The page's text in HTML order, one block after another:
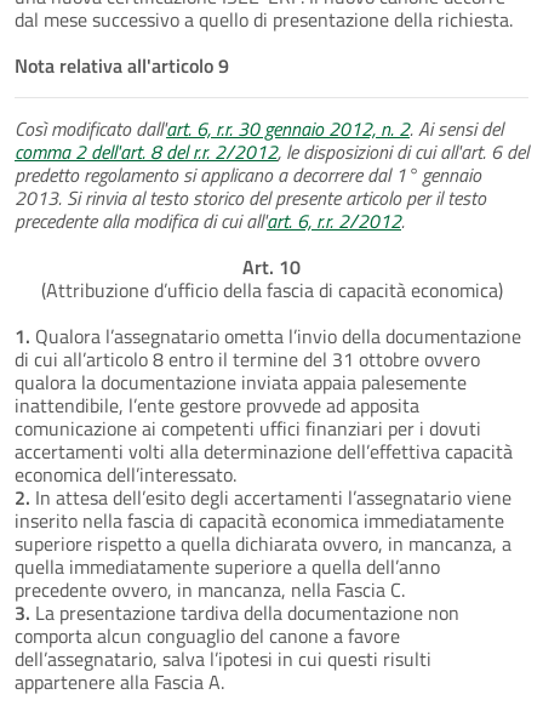
dal mese successivo a quello di presentazione della richiesta.
Nota relativa all'articolo 9
Così modificato dall'art. 6, r.r. 30 gennaio 2012, n. 2. Ai sensi del
comma 2 dell'art. 8 del r.r. 2/2012, le disposizioni di cui all'art. 6 del
predetto regolamento si applicano a decorrere dal 1° gennaio
2013. Si rinvia al testo storico del presente articolo per il testo
precedente alla modifica di cui all'art. 6, r.r. 2/2012.
Art. 10
(Attribuzione d’ufficio della fascia di capacità economica)
1. Qualora l’assegnatario ometta l’invio della documentazione
di cui all’articolo 8 entro il termine del 31 ottobre ovvero
qualora la documentazione inviata appaia palesemente
inattendibile, l’ente gestore provvede ad apposita
comunicazione ai competenti uffici finanziari per i dovuti
accertamenti volti alla determinazione dell’effettiva capacità
economica dell’interessato.
2. In attesa dell’esito degli accertamenti l’assegnatario viene
inserito nella fascia di capacità economica immediatamente
superiore rispetto a quella dichiarata ovvero, in mancanza, a
quella immediatamente superiore a quella dell’anno
precedente ovvero, in mancanza, nella Fascia C.
3. La presentazione tardiva della documentazione non
comporta alcun conguaglio del canone a favore
dell’assegnatario, salva l’ipotesi in cui questi risulti
appartenere alla Fascia A.